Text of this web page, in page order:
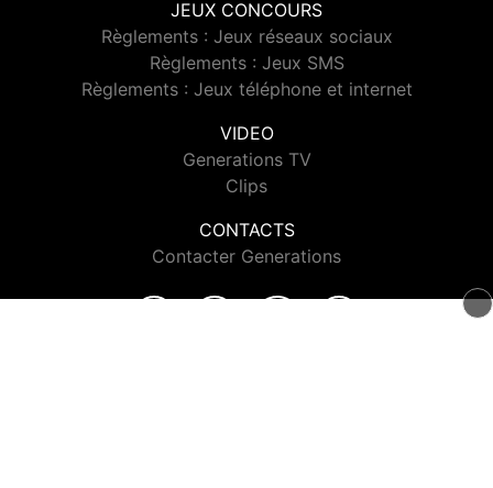
JEUX CONCOURS
Règlements : Jeux réseaux sociaux
Règlements : Jeux SMS
Règlements : Jeux téléphone et internet
VIDEO
Generations TV
Clips
CONTACTS
Contacter Generations